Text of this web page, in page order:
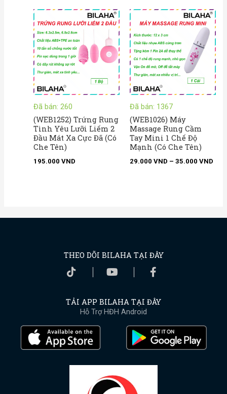
Đã bán: 260
(WEB1252) Trứng Rung
Tình Yêu Lưỡi Liếm 2
Đầu Mát Xa Cực Đã (Có
Che Tên)
195.000VND
Đã bán: 1367
(WEB1026) Máy
Massage Rung Cầm
Tay Mini 1 Chế Độ
Mạnh (Có Che Tên)
29.000 VND – 35.000 VND
giá:
từ
đến
THEO DÕI BILAHA TẠI ĐÂY
TẢI APP BILAHA TẠI ĐÂY
Hỗ Trợ HĐH Android